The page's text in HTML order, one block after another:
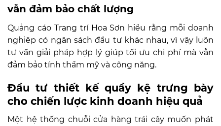
vẫn đảm bảo chất lượng
Quảng cáo Trang trí Hoa Sơn hiểu rằng mỗi doanh
nghiệp có ngân sách đầu tư khác nhau, vì vậy luôn
tư vấn giải pháp hợp lý giúp tối ưu chi phí mà vẫn
đảm bảo tính thẩm mỹ và công năng.
Đầu tư thiết kế quầy kệ trưng bày
cho chiến lược kinh doanh hiệu quả
Một hệ thống chuỗi cửa hàng trái cây muốn phát